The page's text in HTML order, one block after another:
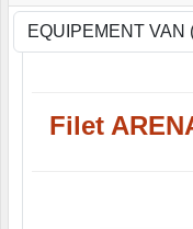
Filet